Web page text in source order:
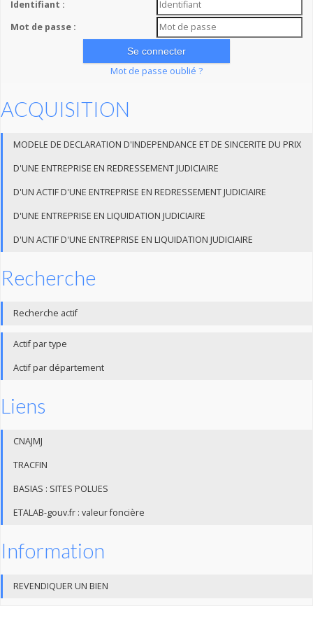
Identifiant :
Mot de passe :
Mot de passe oublié ?
ACQUISITION
MODELE DE DECLARATION D'INDEPENDANCE ET DE SINCERITE DU PRIX
D'UNE ENTREPRISE EN REDRESSEMENT JUDICIAIRE
D'UN ACTIF D'UNE ENTREPRISE EN REDRESSEMENT JUDICIAIRE
D'UNE ENTREPRISE EN LIQUIDATION JUDICIAIRE
D'UN ACTIF D'UNE ENTREPRISE EN LIQUIDATION JUDICIAIRE
Recherche
Recherche actif
Actif par type
Actif par département
Liens
CNAJMJ
TRACFIN
BASIAS : SITES POLUES
ETALAB-gouv.fr : valeur foncière
Information
REVENDIQUER UN BIEN